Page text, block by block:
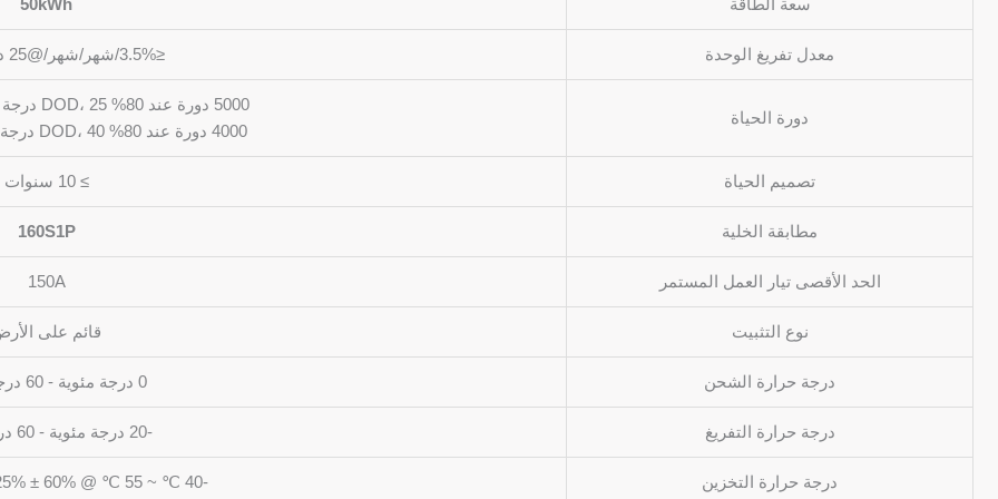
معدل تفريغ الوحدة ≤3.5%/شهر/شهر/@25 درجة مئوية
دورة الحياة
5000 دورة عند 80% DOD، 25 درجة مئوية، 0.5 درجة مئوية.
4000 دورة عند 80% DOD، 40 درجة مئوية، 0.5 درجة مئوية
تصميم الحياة ≥ 10 سنوات
مطابقة الخلية 160S1P
الحد الأقصى تيار العمل المستمر 150A
نوع التثبيت قائم على
درجة حرارة الشحن 0 درجة مئوية - 60 درجة مئوية
درجة حرارة التفريغ -20 درجة مئوية - 60 درجة مئوية
درجة حرارة التخزين -40 ℃ ~ 55 ℃ @ 60% ± 25% الرطوبة النسبية